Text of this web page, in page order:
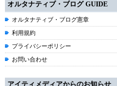
オルタナティブ・ブログ GUIDE
オルタナティブ・ブログ憲章
利用規約
プライバシーポリシー
お問い合わせ
アイティメディアからのお知らせ